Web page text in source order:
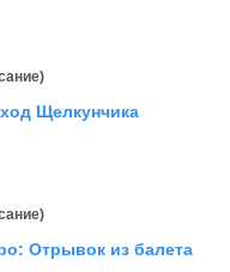
Щелкунчика
Отрывок из балета